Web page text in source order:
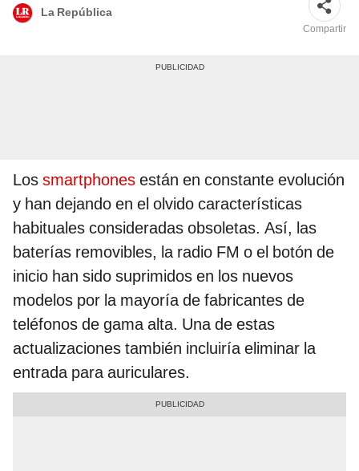
La República
Compartir
Los smartphones están en constante evolución
y han dejando en el olvido características
habituales consideradas obsoletas. Así, las
baterías removibles, la radio FM o el botón de
inicio han sido suprimidos en los nuevos
modelos por la mayoría de fabricantes de
teléfonos de gama alta. Una de estas
actualizaciones también incluiría eliminar la
entrada para auriculares.